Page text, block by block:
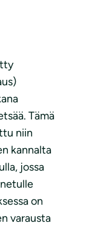
Tämä
niin
kannalta
jossa
on
varausta